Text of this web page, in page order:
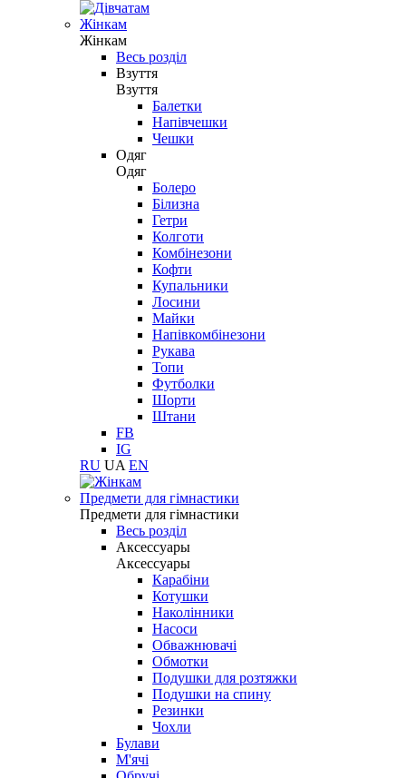
Жінкам
Жінкам
Весь розділ
Взуття
Взуття
Балетки
Напівчешки
Чешки
Одяг
Одяг
Болеро
Білизна
Гетри
Колготи
Комбінезони
Кофти
Купальники
Лосини
Майки
Напівкомбінезони
Рукава
Топи
Футболки
Шорти
Штани
FB
IG
RU UA EN
Предмети для гімнастики
Предмети для гімнастики
Весь розділ
Аксессуары
Аксессуары
Карабіни
Котушки
Наколінники
Насоси
Обважнювачі
Обмотки
Подушки для розтяжки
Подушки на спину
Резинки
Чохли
Булави
М'ячі